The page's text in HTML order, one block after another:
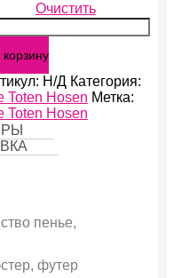
Очистить
корзину
Н/Д Категория:
Toten Hosen Метка:
Toten Hosen
пенье,
футер